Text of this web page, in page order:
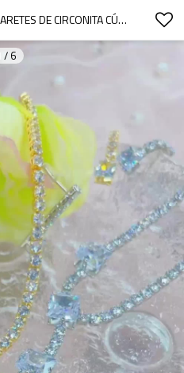
CONJUNTO DE COLLAR Y ARETES DE CIRCONITA CÚBICA CUADRADA BAÑADOS EN ORO DE 18 QUILATES | JOYERÍA DE LUJO AL POR MAYOR
/ 6